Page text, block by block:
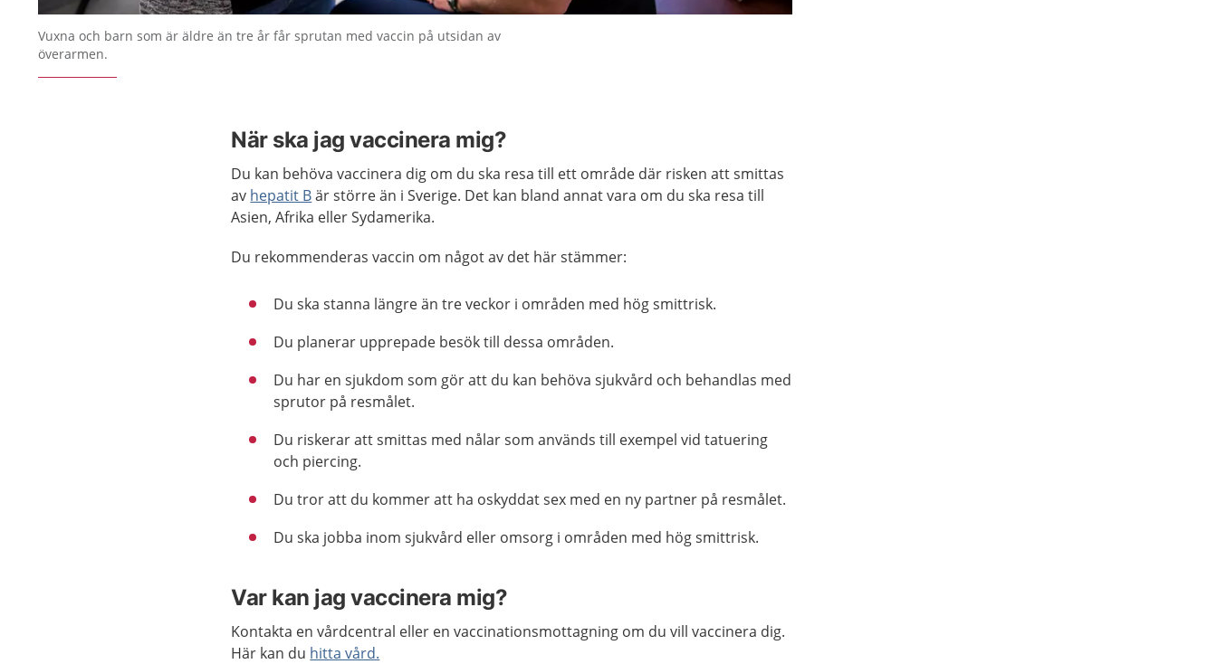
Vuxna och barn som är äldre än tre år får sprutan med vaccin på utsidan av
överarmen.
När ska jag vaccinera mig?
Du kan behöva vaccinera dig om du ska resa till ett område där risken att smittas
av hepatit Bär större än i Sverige. Det kan bland annat vara om du ska resa till
Asien, Afrika eller Sydamerika.
Du rekommenderas vaccin om något av det här stämmer:
Du ska stanna längre än tre veckor i områden med hög smittrisk.
Du planerar upprepade besök till dessa områden.
Du har en sjukdom som gör att du kan behöva sjukvård och behandlas med
sprutor på resmålet.
Du riskerar att smittas med nålar som används till exempel vid tatuering
och piercing.
Du tror att du kommer att ha oskyddat sex med en ny partner på resmålet.
Du ska jobba inom sjukvård eller omsorg i områden med hög smittrisk.
Var kan jag vaccinera mig?
Kontakta en vårdcentral eller en vaccinationsmottagning om du vill vaccinera dig.
Här kan du hitta vård.